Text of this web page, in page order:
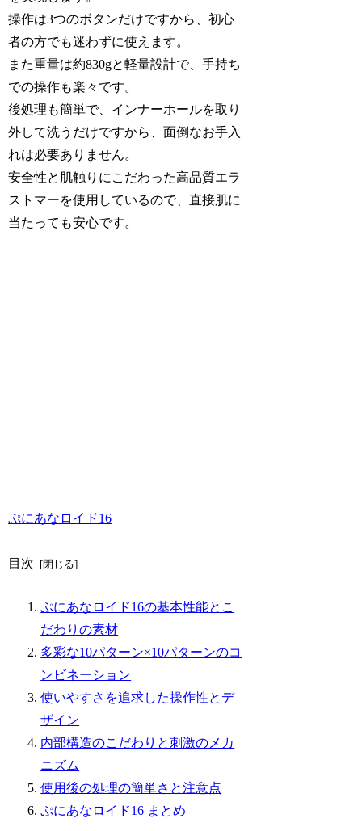
操作は3つのボタンだけですから、初心
者の方でも迷わずに使えます。
また重量は約830gと軽量設計で、手持ち
での操作も楽々です。
後処理も簡単で、インナーホールを取り
外して洗うだけですから、面倒なお手入
れは必要ありません。
安全性と肌触りにこだわった高品質エラ
ストマーを使用しているので、直接肌に
当たっても安心です。
ぷにあなロイド16
目次
ぷにあなロイド16の基本性能とこ
だわりの素材
多彩な10パターン×10パターンのコ
ンビネーション
使いやすさを追求した操作性とデ
ザイン
内部構造のこだわりと刺激のメカ
ニズム
使用後の処理の簡単さと注意点
ぷにあなロイド16 まとめ